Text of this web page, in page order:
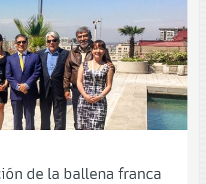
de la ballena franca